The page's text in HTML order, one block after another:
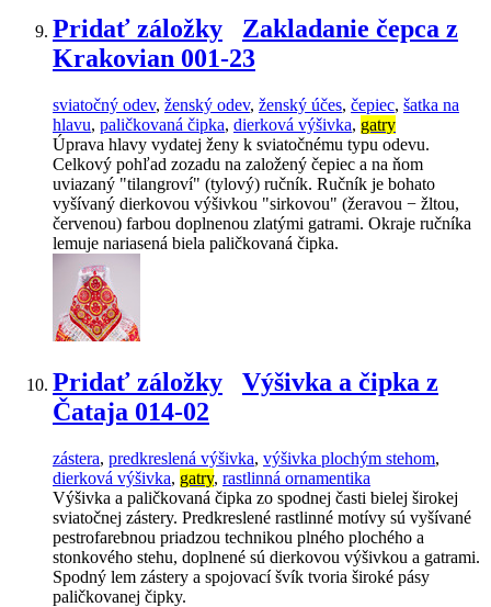
Pridať záložky
Zakladanie čepca z
Krakovian 001-23
sviatočný odev, ženský odev, ženský účes, čepiec, šatka na
hlavu, paličkovaná čipka, dierková výšivka, gatry
Úprava hlavy vydatej ženy k sviatočnému typu odevu.
Celkový pohľad zozadu na založený čepiec a na ňom
uviazaný "tilangroví" (tylový) ručník. Ručník je bohato
vyšívaný dierkovou výšivkou "sirkovou" (žeravou − žltou,
červenou) farbou doplnenou zlatými gatrami. Okraje ručníka
lemuje nariasená biela paličkovaná čipka.
Pridať záložky
Výšivka a čipka z
Čataja 014-02
zástera, predkreslená výšivka, výšivka plochým stehom,
dierková výšivka, gatry, rastlinná ornamentika
Výšivka a paličkovaná čipka zo spodnej časti bielej širokej
sviatočnej zástery. Predkreslené rastlinné motívy sú vyšívané
pestrofarebnou priadzou technikou plného plochého a
stonkového stehu, doplnené sú dierkovou výšivkou a gatrami.
Spodný lem zástery a spojovací švík tvoria široké pásy
paličkovanej čipky.